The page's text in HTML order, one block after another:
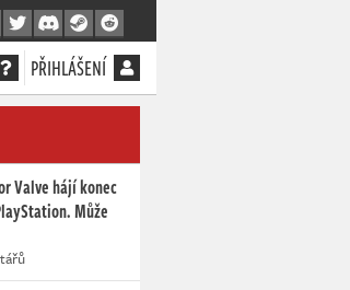
PŘIHLÁŠENÍ
Valve hájí konec
Může